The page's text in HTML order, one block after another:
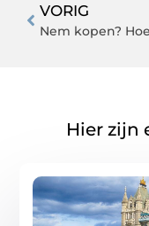
VORIG
Nem kopen?
Hier zijn